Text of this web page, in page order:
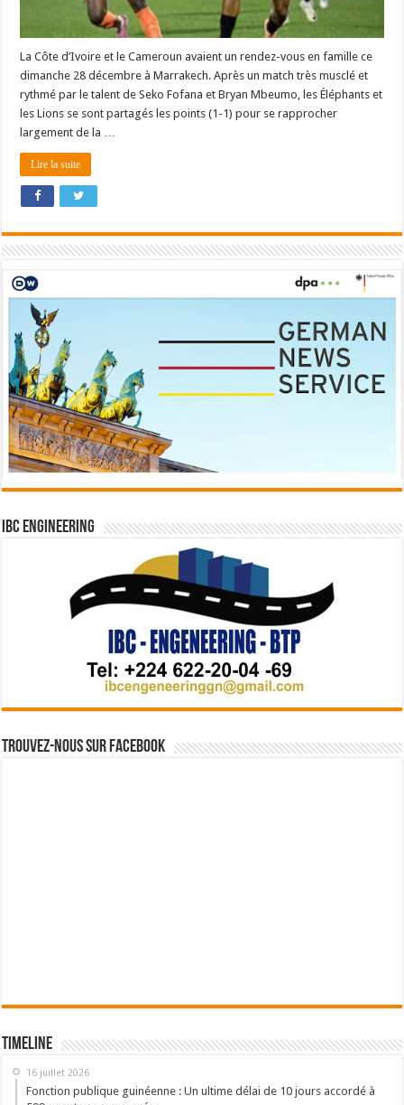
La Côte d’Ivoire et le Cameroun avaient un rendez-vous en famille ce
dimanche 28 décembre à Marrakech. Après un match très musclé et
rythmé par le talent de Seko Fofana et Bryan Mbeumo, les Éléphants et
les Lions se sont partagés les points (1-1) pour se rapprocher
largement de la …
Lire la suite
IBC Engineering
Trouvez-nous sur Facebook
Timeline
16 juillet 2026
Fonction publique guinéenne : Un ultime délai de 10 jours accordé à